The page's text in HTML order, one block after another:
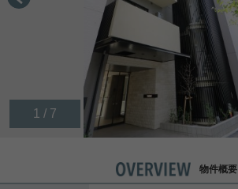
1 / 7
物件概要